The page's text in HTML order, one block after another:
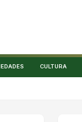
CULTURA